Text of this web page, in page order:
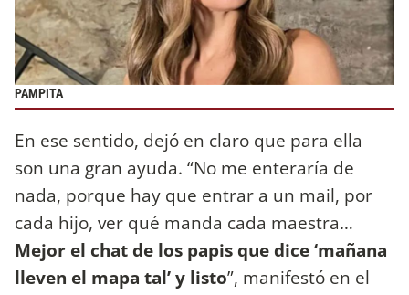
PAMPITA
En ese sentido, dejó en claro que para ella
son una gran ayuda. “No me enteraría de
nada, porque hay que entrar a un mail, por
cada hijo, ver qué manda cada maestra…
Mejor el chat de los papis que dice ‘mañana
lleven el mapa tal’ y listo”, manifestó en el